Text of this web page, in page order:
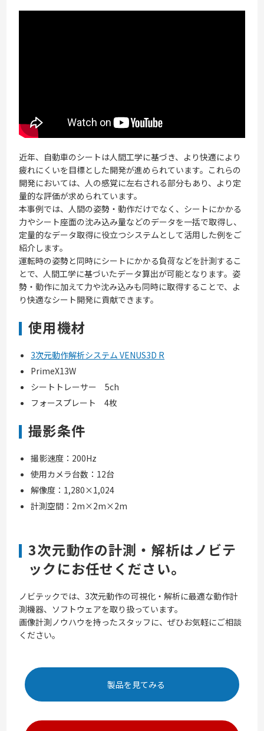
近年、自動車のシートは人間工学に基づき、より快適により
疲れにくいを目標とした開発が進められています。これらの
開発においては、人の感覚に左右される部分もあり、より定
量的な評価が求められています。
本事例では、人間の姿勢・動作だけでなく、シートにかかる
力やシート座面の沈み込み量などのデータを一括で取得し、
定量的なデータ取得に役立つシステムとして活用した例をご
紹介します。
運転時の姿勢と同時にシートにかかる負荷などを計測するこ
とで、人間工学に基づいたデータ算出が可能となります。姿
勢・動作に加えて力や沈み込みも同時に取得することで、よ
り快適なシート開発に貢献できます。
使用機材
3次元動作解析システム VENUS3D R
PrimeX13W
シートトレーサー 5ch
フォースプレート 4枚
撮影条件
撮影速度：200Hz
使用カメラ台数：12台
解像度：1,280×1,024
計測空間：2m×2m×2m
3次元動作の計測・解析はノビテ
ックにお任せください。
ノビテックでは、3次元動作の可視化・解析に最適な動作計
測機器、ソフトウェアを取り扱っています。
画像計測ノウハウを持ったスタッフに、ぜひお気軽にご相談
ください。
製品を見てみる